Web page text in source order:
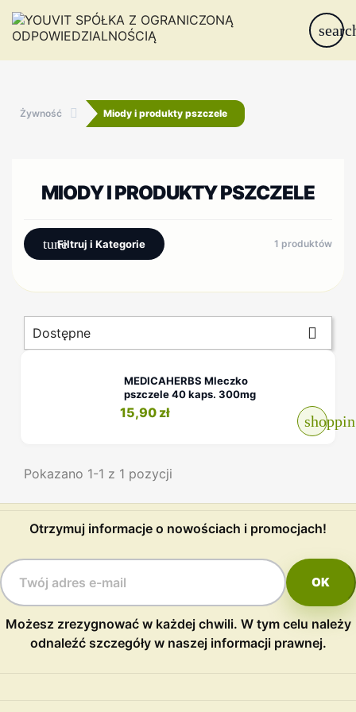
Żywność Miody i produkty pszczele
MIODY I PRODUKTY PSZCZELE
tuneFiltruj i Kategorie 1 produktów
Dostępne 
MEDICAHERBS Mleczko
pszczele 40 kaps. 300mg
15,90 zł
Pokazano 1-1 z 1 pozycji
Otrzymuj informacje o nowościach i promocjach!
Możesz zrezygnować w każdej chwili. W tym celu należy
odnaleźć szczegóły w naszej informacji prawnej.